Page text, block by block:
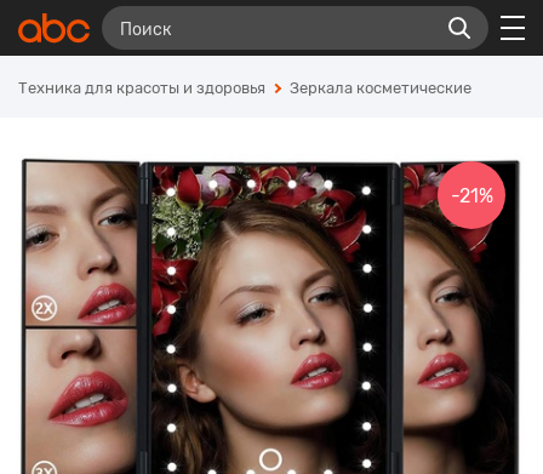
Техника для красоты и здоровья Зеркала косметические
-21%